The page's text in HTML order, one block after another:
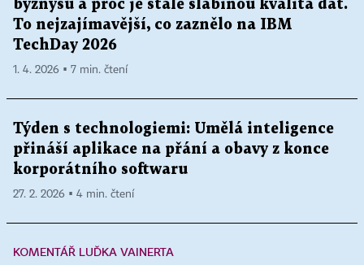
byznysu a proč je stále slabinou kvalita dat.
To nejzajímavější, co zaznělo na IBM
TechDay 2026
1. 4. 2026 ▪ 7 min. čtení
Týden s technologiemi: Umělá inteligence
přináší aplikace na přání a obavy z konce
korporátního softwaru
27. 2. 2026 ▪ 4 min. čtení
KOMENTÁŘ LUĎKA VAINERTA